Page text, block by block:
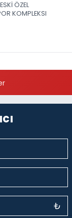
ÖZEL
KOMPLEKSI
₺